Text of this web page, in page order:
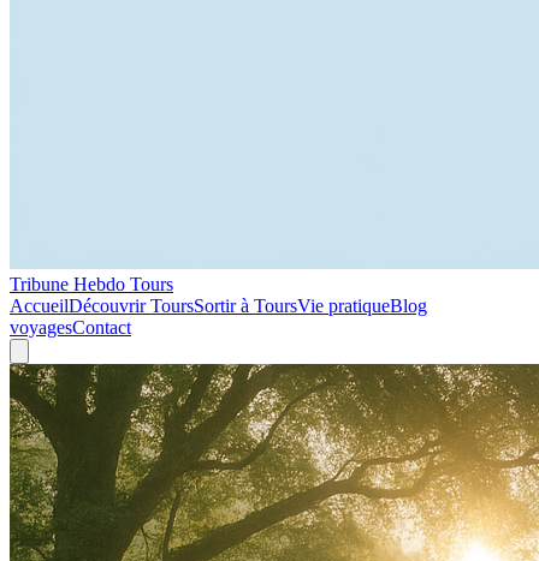
Tribune Hebdo Tours
AccueilDécouvrir ToursSortir à ToursVie pratiqueBlog
voyagesContact